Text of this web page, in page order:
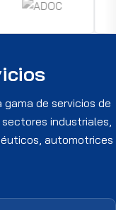
gama de servicios de
industriales,
automotrices